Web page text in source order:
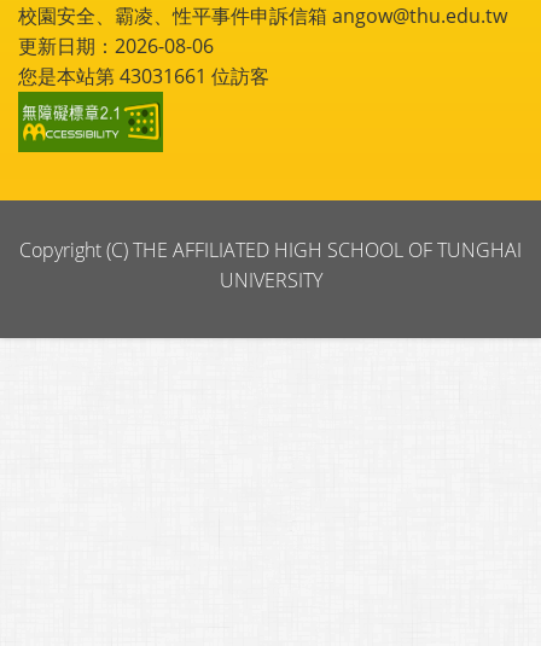
校園安全、霸凌、性平事件申訴信箱 angow@thu.edu.tw
更新日期：2026-08-06
您是本站第43031661 位訪客
Copyright (C) THE AFFILIATED HIGH SCHOOL OF TUNGHAI
UNIVERSITY